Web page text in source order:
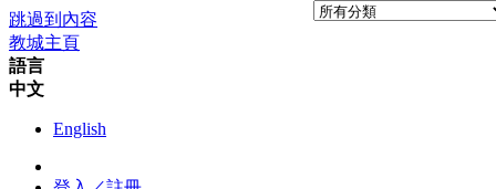
跳過到內容
教城主頁
語言
中文
English